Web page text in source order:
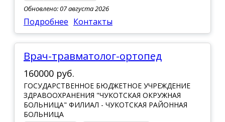
Обновлено: 07 августа 2026
Подробнее Контакты
Врач-травматолог-ортопед
160000 руб.
ГОСУДАРСТВЕННОЕ БЮДЖЕТНОЕ УЧРЕЖДЕНИЕ
ЗДРАВООХРАНЕНИЯ "ЧУКОТСКАЯ ОКРУЖНАЯ
БОЛЬНИЦА" ФИЛИАЛ - ЧУКОТСКАЯ РАЙОННАЯ
БОЛЬНИЦА